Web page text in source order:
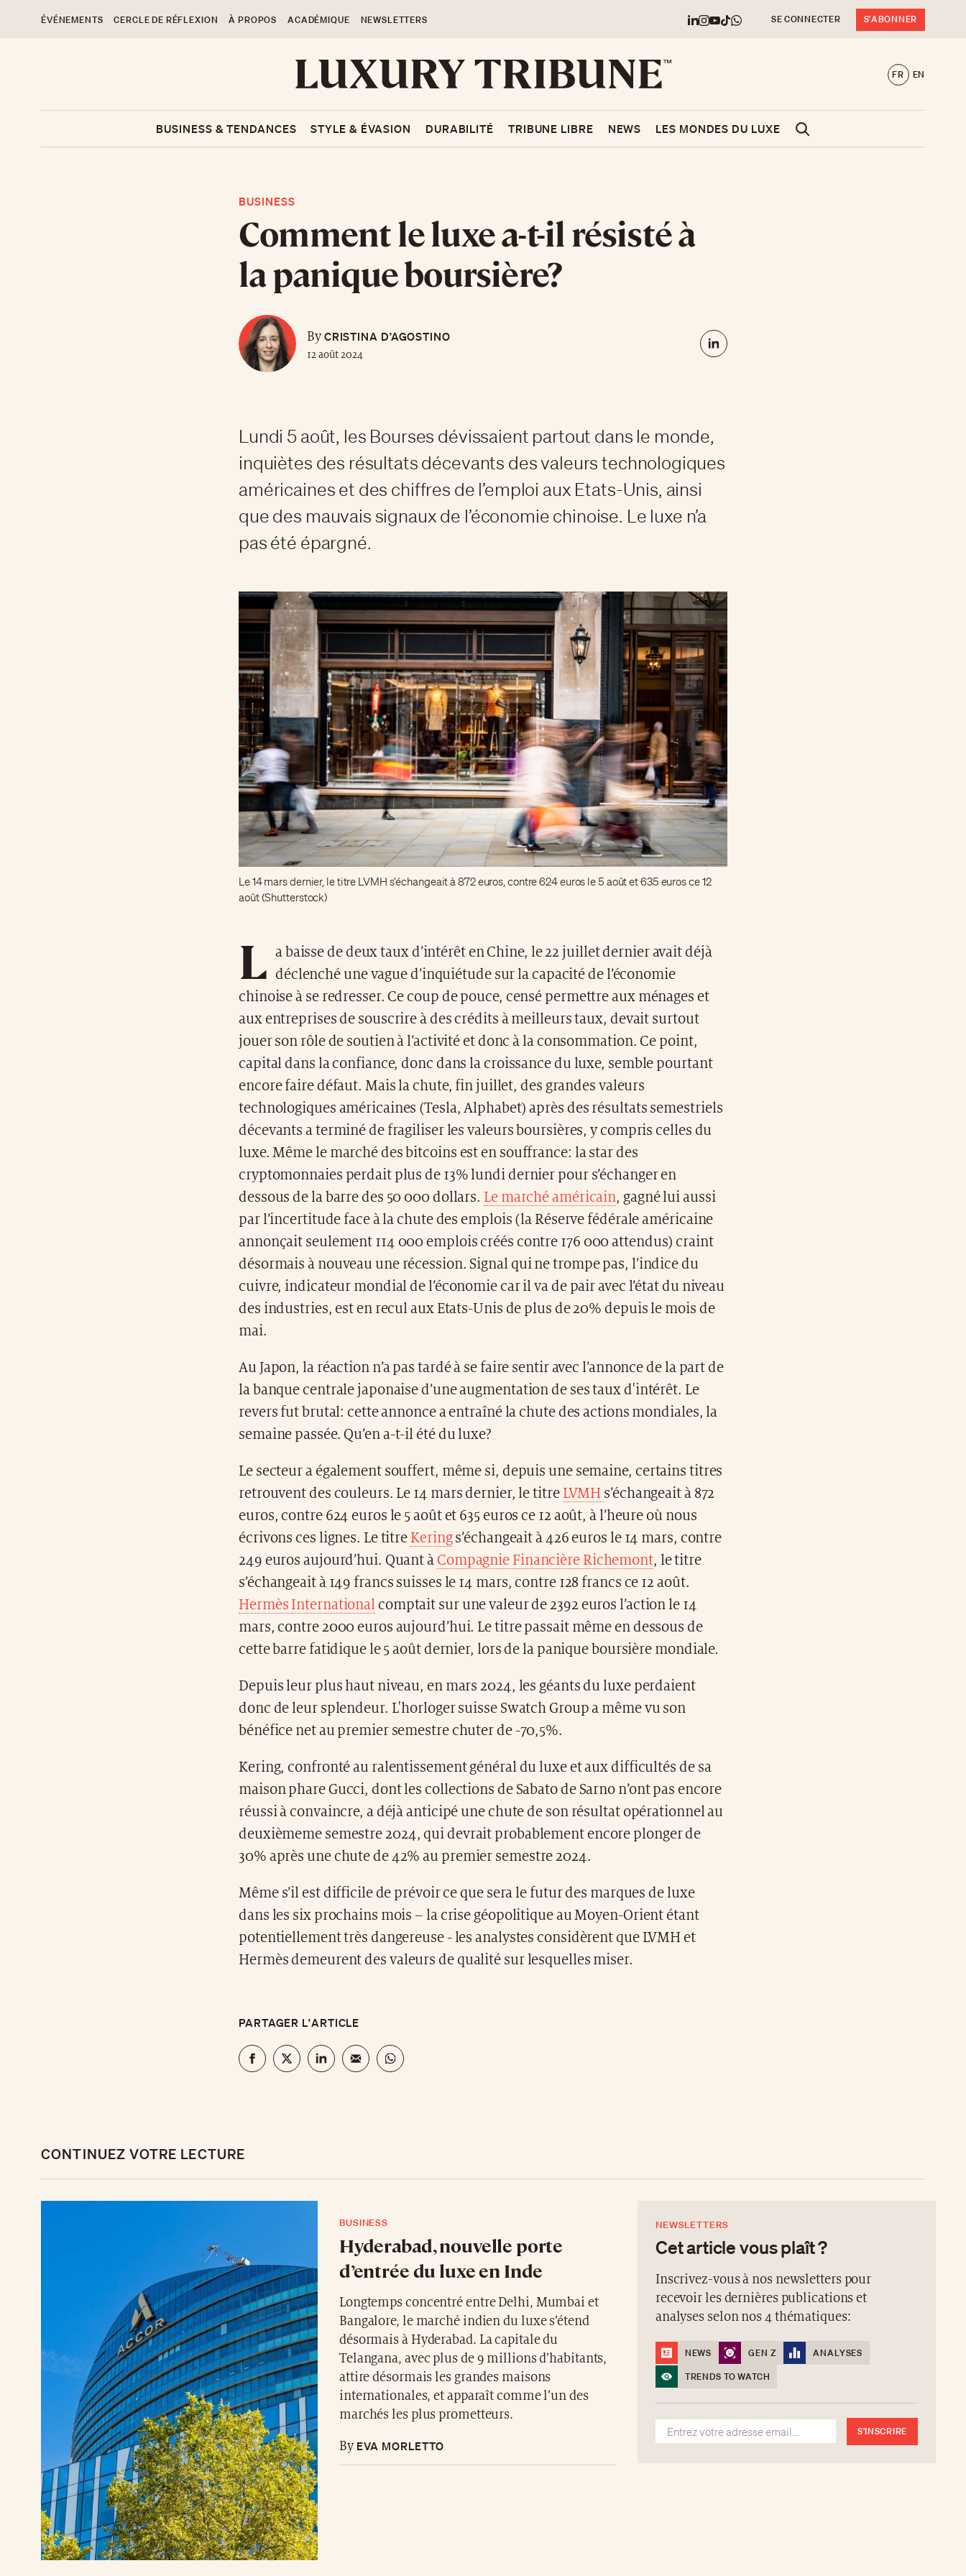
ÉVÉNEMENTS CERCLE DE RÉFLEXION À PROPOS ACADÉMIQUE NEWSLETTERS SE CONNECTER S'ABONNER
FR EN
BUSINESS & TENDANCES STYLE & ÉVASION DURABILITÉ TRIBUNE LIBRE NEWS LES MONDES DU LUXE
BUSINESS
Comment le luxe a-t-il résisté à
la panique boursière?
ByCRISTINA D’AGOSTINO
12 août 2024
Lundi 5 août, les Bourses dévissaient partout dans le monde,
inquiètes des résultats décevants des valeurs technologiques
américaines et des chiffres de l’emploi aux Etats-Unis, ainsi
que des mauvais signaux de l’économie chinoise. Le luxe n’a
pas été épargné.
Le 14 mars dernier, le titre LVMH s’échangeait à 872 euros, contre 624 euros le 5 août et 635 euros ce 12
août (Shutterstock)
L a baisse de deux taux d’intérêt en Chine, le 22 juillet dernier avait déjà
déclenché une vague d’inquiétude sur la capacité de l’économie
chinoise à se redresser. Ce coup de pouce, censé permettre aux ménages et
aux entreprises de souscrire à des crédits à meilleurs taux, devait surtout
jouer son rôle de soutien à l’activité et donc à la consommation. Ce point,
capital dans la confiance, donc dans la croissance du luxe, semble pourtant
encore faire défaut. Mais la chute, fin juillet, des grandes valeurs
technologiques américaines (Tesla, Alphabet) après des résultats semestriels
décevants a terminé de fragiliser les valeurs boursières, y compris celles du
luxe. Même le marché des bitcoins est en souffrance: la star des
cryptomonnaies perdait plus de 13% lundi dernier pour s’échanger en
dessous de la barre des 50 000 dollars. Le marché américain, gagné lui aussi
par l’incertitude face à la chute des emplois (la Réserve fédérale américaine
annonçait seulement 114 000 emplois créés contre 176 000 attendus) craint
désormais à nouveau une récession. Signal qui ne trompe pas, l’indice du
cuivre, indicateur mondial de l’économie car il va de pair avec l’état du niveau
des industries, est en recul aux Etats-Unis de plus de 20% depuis le mois de
mai.
Au Japon, la réaction n’a pas tardé à se faire sentir avec l’annonce de la part de
la banque centrale japonaise d’une augmentation de ses taux d'intérêt. Le
revers fut brutal: cette annonce a entraîné la chute des actions mondiales, la
semaine passée. Qu’en a-t-il été du luxe?
Le secteur a également souffert, même si, depuis une semaine, certains titres
retrouvent des couleurs. Le 14 mars dernier, le titre LVMH s’échangeait à 872
euros, contre 624 euros le 5 août et 635 euros ce 12 août, à l’heure où nous
écrivons ces lignes. Le titre Kerings’échangeait à 426 euros le 14 mars, contre
249 euros aujourd’hui. Quant àCompagnie Financière Richemont, le titre
s’échangeait à 149 francs suisses le 14 mars, contre 128 francs ce 12 août.
Hermès International comptait sur une valeur de 2392 euros l’action le 14
mars, contre 2000 euros aujourd’hui. Le titre passait même en dessous de
cette barre fatidique le 5 août dernier, lors de la panique boursière mondiale.
Depuis leur plus haut niveau, en mars 2024, les géants du luxe perdaient
donc de leur splendeur. L'horloger suisse Swatch Group a même vu son
bénéfice net au premier semestre chuter de -70,5%.
Kering, confronté au ralentissement général du luxe et aux difficultés de sa
maison phare Gucci, dont les collections de Sabato de Sarno n’ont pas encore
réussi à convaincre, a déjà anticipé une chute de son résultat opérationnel au
deuxièmeme semestre 2024, qui devrait probablement encore plonger de
30% après une chute de 42% au premier semestre 2024.
Même s’il est difficile de prévoir ce que sera le futur des marques de luxe
dans les six prochains mois – la crise géopolitique au Moyen-Orient étant
potentiellement très dangereuse - les analystes considèrent que LVMH et
Hermès demeurent des valeurs de qualité sur lesquelles miser.
PARTAGER L'ARTICLE
CONTINUEZ VOTRE LECTURE
BUSINESS
Hyderabad, nouvelle porte
d’entrée du luxe en Inde
Longtemps concentré entre Delhi, Mumbai et
Bangalore, le marché indien du luxe s’étend
désormais à Hyderabad. La capitale du
Telangana, avec plus de 9 millions d’habitants,
attire désormais les grandes maisons
internationales, et apparaît comme l’un des
marchés les plus prometteurs.
ByEVA MORLETTO
NEWSLETTERS
Cet article vous plaît ?
Inscrivez-vous à nos newsletters pour
recevoir les dernières publications et
analyses selon nos 4 thématiques:
NEWS GEN Z
ANALYSES
TRENDS TO WATCH
S'INSCRIRE